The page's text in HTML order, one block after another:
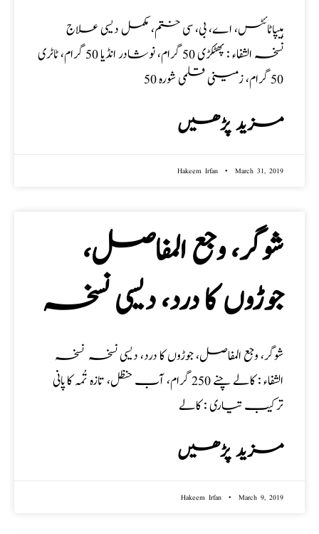
ہیپاٹائٹس، اے، بی، سى ختم، مکمل دیسی علاج
نسخہ الشفاء : پھٹکڑی 50 گرام، نوشادر انڈیا 50 گرام، ٹاٹرى
50 گرام، زمینی قلمى شورہ 50
مزید پڑھیں
Hakeem Irfan March 31, 2019
شوگر، وجع المفاصل،
جوڑوں کا درد، دیسی نسخہ
شوگر، وجع المفاصل، جوڑوں کا درد، دیسی نسخہ نسخہ
الشفاء : کالے چنے 250 گرام، آب حنظل، تازہ تُمہ کا پانی
ترکیب تیاری : کالے
مزید پڑھیں
Hakeem Irfan March 9, 2019